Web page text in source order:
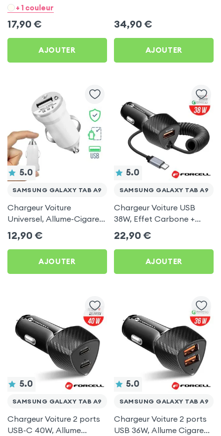
- Noir pour Samsung
+ 1 couleur
17,90 €
AJOUTER
34,90 €
AJOUTER
5.0
SAMSUNG GALAXY TAB A9
Chargeur Voiture
Universel, Allume-Cigare
Ultra Compact avec
Finition Métallisée - Blanc
12,90 €
AJOUTER
5.0
SAMSUNG GALAXY TAB A9
Chargeur Voiture USB
38W, Effet Carbone +
Câble USB-C intégré pour
Samsung Galaxy Tab A9
22,90 €
AJOUTER
5.0
SAMSUNG GALAXY TAB A9
Chargeur Voiture 2 ports
USB-C 40W, Allume
5.0
SAMSUNG GALAXY TAB A9
Chargeur Voiture 2 ports
USB 36W, Allume Cigare